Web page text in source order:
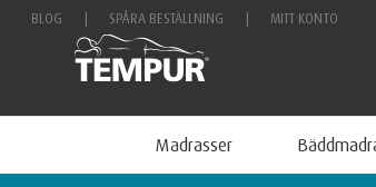
BLOG SPÅRA BESTÄLLNING MITT KONTO
Madrasser